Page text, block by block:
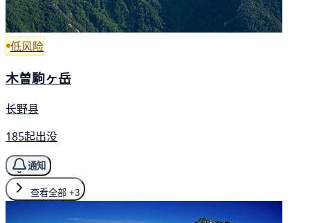
低风险
木曽駒ヶ岳
长野县
185起出没
通知
查看全部 +3